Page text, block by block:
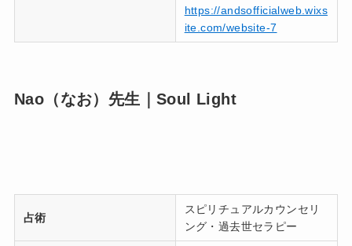
https://andsofficialweb.wixs
ite.com/website-7
Nao（なお）先生｜Soul Light
占術
スピリチュアルカウンセリ
ング・過去世セラピー